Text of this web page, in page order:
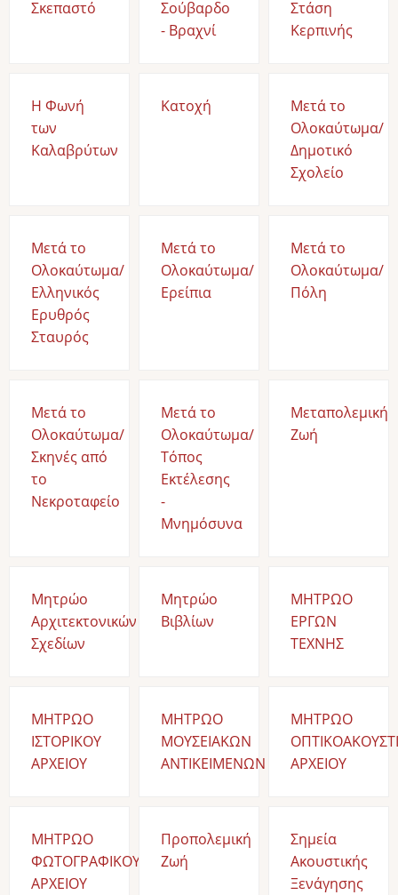
Σκεπαστό
Σούβαρδο
- Βραχνί
Στάση
Κερπινής
Η Φωνή
των
Καλαβρύτων
Κατοχή
Μετά το
Ολοκαύτωμα/
Δημοτικό
Σχολείο
Μετά το
Ολοκαύτωμα/
Ελληνικός
Ερυθρός
Σταυρός
Μετά το
Ολοκαύτωμα/
Ερείπια
Μετά το
Ολοκαύτωμα/
Πόλη
Μετά το
Ολοκαύτωμα/
Σκηνές από
το
Νεκροταφείο
Μετά το
Ολοκαύτωμα/
Τόπος
Εκτέλεσης
-
Μνημόσυνα
Μεταπολεμική
Ζωή
Μητρώο
Αρχιτεκτονικών
Σχεδίων
Μητρώο
Βιβλίων
ΜΗΤΡΩΟ
ΕΡΓΩΝ
ΤΕΧΝΗΣ
ΜΗΤΡΩΟ
ΙΣΤΟΡΙΚΟΥ
ΑΡΧΕΙΟΥ
ΜΗΤΡΩΟ
ΜΟΥΣΕΙΑΚΩΝ
ΑΝΤΙΚΕΙΜΕΝΩΝ
ΜΗΤΡΩΟ
ΑΡΧΕΙΟΥ
ΜΗΤΡΩΟ
ΦΩΤΟΓΡΑΦΙΚΟΥ
ΑΡΧΕΙΟΥ
Προπολεμική
Ζωή
Σημεία
Ακουστικής
Ξενάγησης